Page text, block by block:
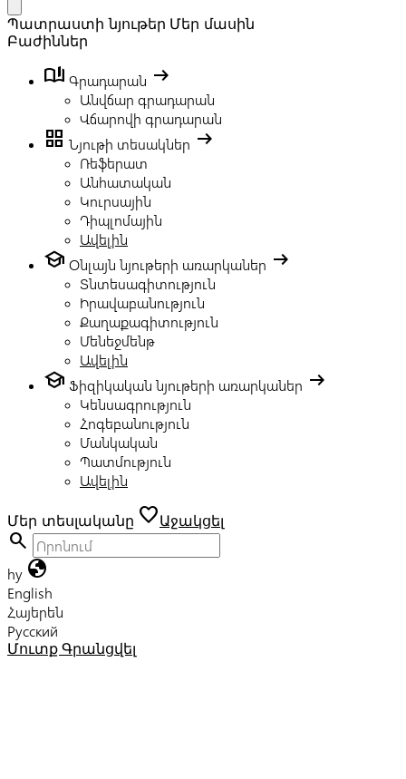
Պատրաստի նյութեր Մեր մասին
Բաժիններ
book_ribbon Գրադարան arrow_right_alt
Անվճար գրադարան
Վճարովի գրադարան
grid_view Նյութի տեսակներ arrow_right_alt
Ռեֆերատ
Անհատական
Կուրսային
Դիպլոմային
Ավելին
school Օնլայն նյութերի առարկաներ arrow_right_alt
Տնտեսագիտություն
Իրավաբանություն
Քաղաքագիտություն
Մենեջմենթ
Ավելին
school Ֆիզիկական նյութերի առարկաներ arrow_right_alt
Կենսագրություն
Հոգեբանություն
Մանկական
Պատմություն
Ավելին
Մեր տեսլականը favoriteԱջակցել
search
hy globe
English
Հայերեն
Русский
Մուտք Գրանցվել